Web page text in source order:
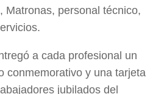
Matronas, personal técnico,
a cada profesional un
conmemorativo y una tarjeta
jubilados del